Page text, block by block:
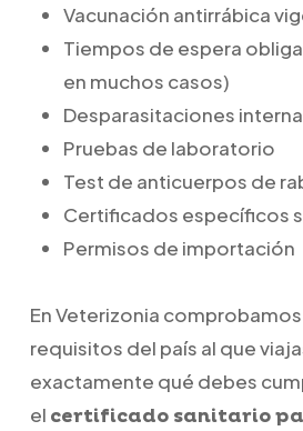
Vacunación antirrábica
Tiempos de espera
en muchos casos)
Desparasitaciones
Pruebas de laboratorio
Test de anticuerpos de
Certificados específicos
Permisos de importación
En Veterizonia
requisitos del país al que
exactamente qué debes
el certificado sanitario